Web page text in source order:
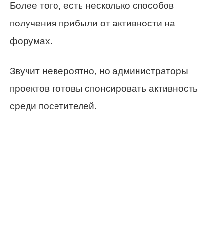
Более того, есть несколько способов
получения прибыли от активности на
форумах.
Звучит невероятно, но администраторы
проектов готовы спонсировать активность
среди посетителей.